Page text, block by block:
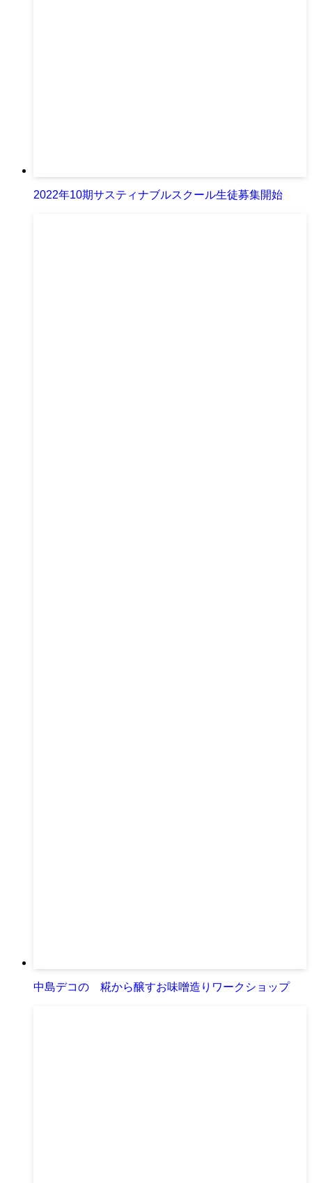
2022年10期サスティナブルスクール生徒募集開始
中島デコの 糀から醸すお味噌造りワークショップ